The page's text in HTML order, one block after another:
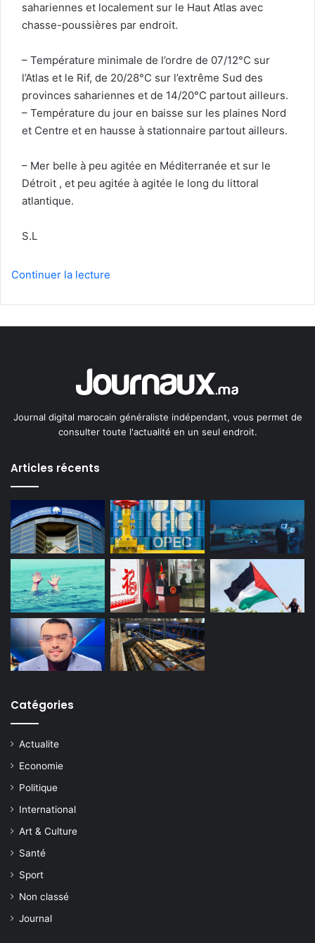
sahariennes et localement sur le Haut Atlas avec
chasse-poussières par endroit.
– Température minimale de l’ordre de 07/12°C sur
l’Atlas et le Rif, de 20/28°C sur l’extrême Sud des
provinces sahariennes et de 14/20°C partout ailleurs.
– Température du jour en baisse sur les plaines Nord
et Centre et en hausse à stationnaire partout ailleurs.
– Mer belle à peu agitée en Méditerranée et sur le
Détroit , et peu agitée à agitée le long du littoral
atlantique.
S.L
Continuer la lecture
Journal digital marocain généraliste indépendant, vous permet de
consulter toute l'actualité en un seul endroit.
Articles récents
Catégories
Actualite
Economie
Politique
International
Art & Culture
Santé
Sport
Non classé
Journal